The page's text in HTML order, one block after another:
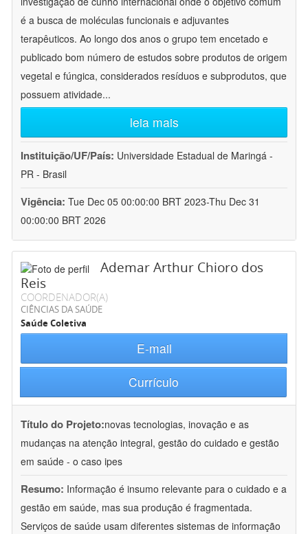
é a busca de moléculas funcionais e adjuvantes
terapêuticos. Ao longo dos anos o grupo tem encetado e
publicado bom número de estudos sobre produtos de origem
vegetal e fúngica, considerados resíduos e subprodutos, que
possuem atividade...
leia mais
Instituição/UF/País: Universidade Estadual de Maringá -
PR - Brasil
Vigência: Tue Dec 05 00:00:00 BRT 2023-Thu Dec 31
00:00:00 BRT 2026
Ademar Arthur Chioro dos
Reis
COORDENADOR(A)
CIÊNCIAS DA SAÚDE
Saúde Coletiva
E-mail
Currículo
Título do Projeto:novas tecnologias, inovação e as
mudanças na atenção integral, gestão do cuidado e gestão
em saúde - o caso ipes
Resumo: Informação é insumo relevante para o cuidado e a
gestão em saúde, mas sua produção é fragmentada.
Serviços de saúde usam diferentes sistemas de informação